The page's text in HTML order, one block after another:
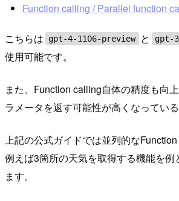
Function calling / Parallel function
こちらは gpt-4-1106-preview と gpt-
使用可能です。
また、Function calling自体の精度も向
ラメータを返す可能性が高くなっている
上記の公式ガイドでは並列的なFunction
例えば3箇所の天気を取得する機能を例
ます。